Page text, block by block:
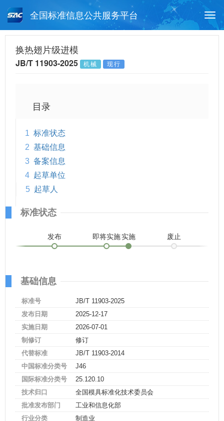
全国标准信息公共服务平台
月报查询 标准公告查询
换热翅片级进模
JB/T 11903-2025 机械 现行
目录
1 标准状态
2 基础信息
3 备案信息
4 起草单位
5 起草人
标准状态
发布 即将实施实施 废止
基础信息
标准号
JB/T 11903-2025
发布日期
2025-12-17
实施日期
2026-07-01
制修订
修订
代替标准
JB/T 11903-2014
中国标准分类号
J46
国际标准分类号
25.120.10
技术归口
全国模具标准化技术委员会
批准发布部门
工业和信息化部
行业分类
制造业